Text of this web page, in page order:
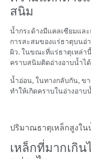
สนิม
น้ำกระด้างมีแคลเซียมแล
การสะสมของแร่ธาตุบนอ่
ผิว. ในขณะที่แร่ธาตุเหล่า
คราบสนิมติดอ่างอาบน้ำไ
น้ำอ่อน, ในทางกลับกัน, ข
ทำให้เกิดคราบในอ่างอาบ
ปริมาณธาตุเหล็กสูงใน
เหล็กที่มากเกิ